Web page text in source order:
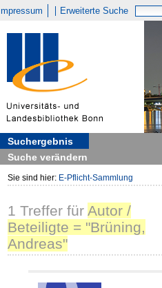
Impressum Erweiterte Suche
Suchergebnis
Suche verändern
Sie sind hier: E-Pflicht-Sammlung
1 Treffer für Autor /
Beteiligte = "Brüning,
Andreas"